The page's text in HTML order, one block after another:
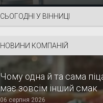
СЬОГОДНІ У ВІННИЦІ
НОВИНИ КОМПАНІЙ
Чому одна й та сама
має зовсім інший смак
06 серпня 2026